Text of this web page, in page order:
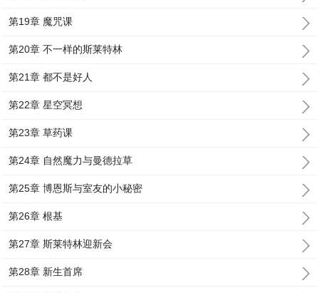
第19章 魔咒课
第20章 不一样的斯莱特林
第21章 都不是好人
第22章 星空冥想
第23章 草药课
第24章 自然魔力与曼德拉草
第25章 博恩斯与室友的小秘密
第26章 根基
第27章 斯莱特林迎新会
第28章 新生首席